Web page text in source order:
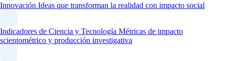
Innovación Ideas que transforman la realidad con impacto social
Indicadores de Ciencia y Tecnología Métricas de impacto
scientométrico y producción investigativa